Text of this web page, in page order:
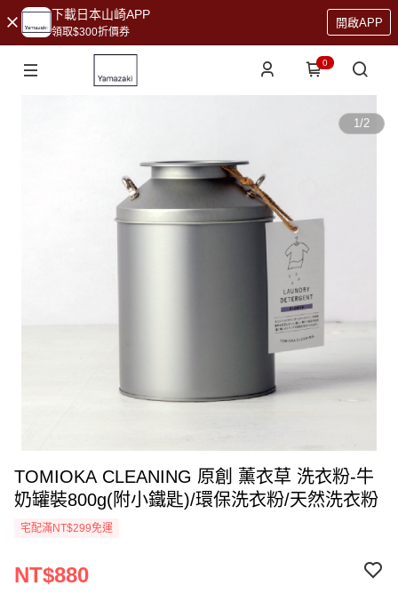
下載日本山崎APP
領取$300折價券
開啟APP
0
1/2
TOMIOKA CLEANING 原創 薰衣草 洗衣粉-牛
奶罐裝800g(附小鐵匙)/環保洗衣粉/天然洗衣粉
宅配滿NT$299免運
NT$880